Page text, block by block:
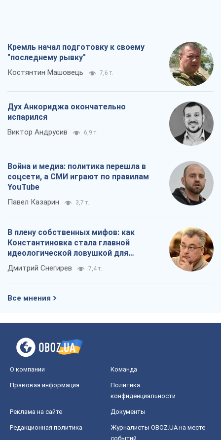
Кремль начал подготовку к своему
"последнему рывку"
Костянтин Машовець 7,6 т.
Дух Анкориджа окончательно
испарился
Виктор Андрусив 6,9 т.
Война и медиа: политика перешла в
соцсети, а СМИ играют по правилам
YouTube
Павел Казарин 3,7 т.
В плену собственных мифов: как
Константиновка стала главной
идеологической ловушкой для
российских оккупантов
Дмитрий Снегирев 7,4 т.
Все мнения
О компании Команда
Правовая информация
Политика
конфиденциальности
Реклама на сайте Документы
Редакционная политика
Журналисты OBOZ.UA на месте
событий